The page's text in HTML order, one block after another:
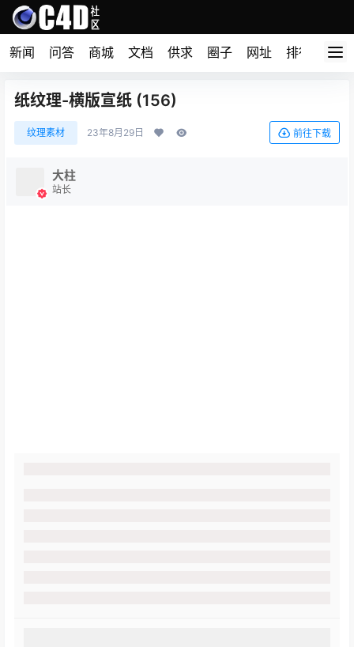
新闻 问答 商城 文档 供求 圈子 网址 排行榜
纸纹理-横版宣纸 (156)
纹理素材 23年8月29日 前往下载
大柱
站长